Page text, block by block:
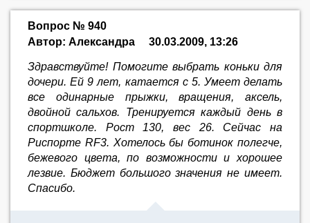
Вопрос № 940
Автор: Александра
30.03.2009, 13:26
Здравствуйте! Помогите выбрать коньки для
дочери. Ей 9 лет, катается с 5. Умеет делать
все одинарные прыжки, вращения, аксель,
двойной сальхов. Тренируется каждый день в
спортшколе. Рост 130, вес 26. Сейчас на
Риспорте RF3. Хотелось бы ботинок полегче,
бежевого цвета, по возможности и хорошее
лезвие. Бюджет большого значения не имеет.
Спасибо.